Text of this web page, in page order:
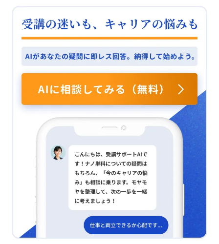
う流れを意識します。最後に、プロトタイピングを有効
に用い、提案前にシステムモデルを通じて思考を構造化
し、フィードバックを得るなどして、提案をより洗練さ
せます。
ば、ギャップがある場合は横棒グラフやウォーターフォ
ール、時系列やトレンドがある場合は折れ線グラフや縦
棒グラフ、散らばりや構成比率を示したい場合はヒスト
グラムや円グラフ、相関を示したい場合は散布図がそれ
ぞれ適しています。 学びの実践で何が変わる？ これら
の学びをいくつかの面で活用したいと考えています。ま
ず、自社サービスの課題の明確化や改善に向けて、営業
プロセスの課題を整理し、日々の定例ミーティングでチ
ームメンバーと議論を深める場で、得た知識を実践した
有することで、議論や分析の質を高め、より有効なアク
ションに繋げたいです。 また、経営分析（財務諸表の比
較分析）においても今回の学びを応用するつもりです。
四半期ごとに財務諸表を比較分析し、問題を具体的に特
定することで、株主への業況説明の説得力を高めたいと
考えています。そのためには関連書籍で知識の増強に努
めたり、必要に応じて今回のような講座に参加すること
も検討しています。
要です。講義で示された通り、この10年でビッグデータ
は指数関数的に増大しました。そのため、AIが算出する
である可能性があります。効率的な最適解をそのまま受
け入れるのではなく、「どの時代の、どのような価値観
に基づくデータか」を批判的に問い直す姿勢が求められ
読み解くリテラシーを高め、個別の体験価値を見出す視
ます。 体験の違いを探す？ 次に、「体験の不均質化」
の発見と、中央値の外側にある暗黙知の編集に注力する
必要があります。AIによる体験の均質化に対抗するため
には、標準化された手法だけでなく、地域特有の未利用
な資源や、データ化されにくい職人の知見といった情報
にも目を向けることが重要です。こうした非デジタルな
領域に存在する素材のポテンシャルや文脈を意識的に見
出し、独自の思想で再構成することで、代替不可能な新
たな体験価値を創出していきたいと考えています。 人間
の視点はどう？ 最後に、人間起点の発見をAIと対話する
プロセスが大切です。自ら見出した直感や発見を、単に
個人的なアイデアに留めるのではなく、AIと対話しなが
ら再検討することで、より強固なビジネスモデルや設計
へと昇華させることが可能になると考えます。今後は、
AIに「最初の答え」を求めるのではなく、人間の着想を